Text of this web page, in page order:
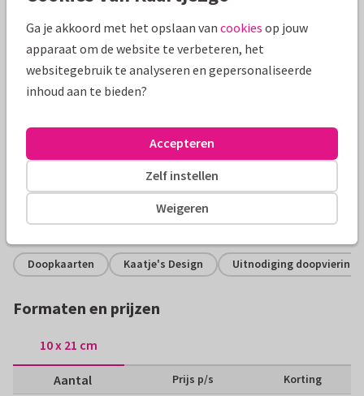
Uitnodiging voor een doopfeest in okerkleuren met foto en
visje. Plaats je mooiste foto voor een heel persoonlijk
Alle kaarten zijn helemaal naar wens aan te passen
Doopkaarten Kaatje's Design Uitnodiging doopviering
Formaten en prijzen
10 x 21 cm
Aantal Prijs p/s Korting
Ga je akkoord met het opslaan van cookies op jouw
apparaat om de website te verbeteren, het
websitegebruik te analyseren en gepersonaliseerde
inhoud aan te bieden?
Weigeren
Zelf instellen
Accepteren